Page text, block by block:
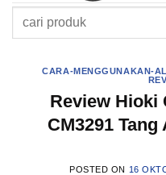
Pencarian
CARA-MENGGUNAKAN-
Review Hioki
CM3291
POSTED ON 16